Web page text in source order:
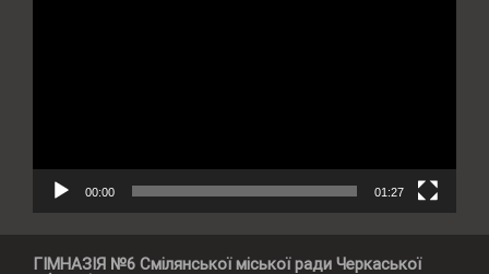
00:00 01:27
ГІМНАЗІЯ №6 Смілянської міської ради Черкаської